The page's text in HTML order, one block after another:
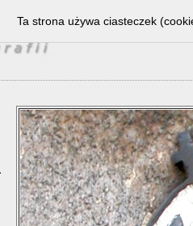
Ta strona używa ciasteczek